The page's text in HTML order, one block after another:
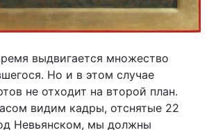
выдвигается множество
Но и в этом случае
не отходит на второй план.
видим кадры, отснятые 22
Невьянском, мы должны